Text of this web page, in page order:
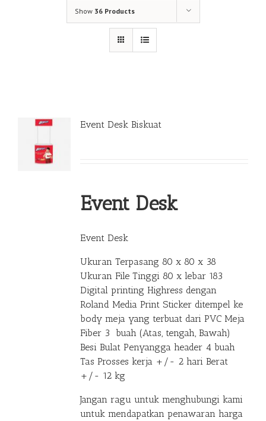
Show 36 Products
Event Desk Biskuat
Event Desk
Event Desk
Ukuran Terpasang 80 x 80 x 38
Ukuran File Tinggi 80 x lebar 183
Digital printing Highress dengan
Roland Media Print Sticker ditempel ke
body meja yang terbuat dari PVC Meja
Fiber 3 buah (Atas, tengah, Bawah)
Besi Bulat Penyangga header 4 buah
Tas Prosses kerja +/- 2 hari Berat
+/- 12 kg
Jangan ragu untuk menghubungi kami
untuk mendapatkan penawaran harga